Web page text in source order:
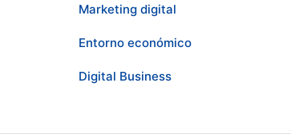
Marketing digital
Entorno económico
Digital Business